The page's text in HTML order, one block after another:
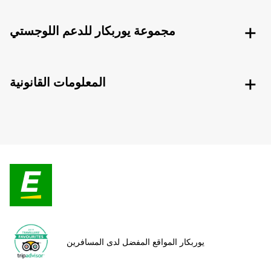
مجموعة يوربكار للدعم اللوجستي
المعلومات القانونية
يوربكار المواقع المفضل لدى المسافرين